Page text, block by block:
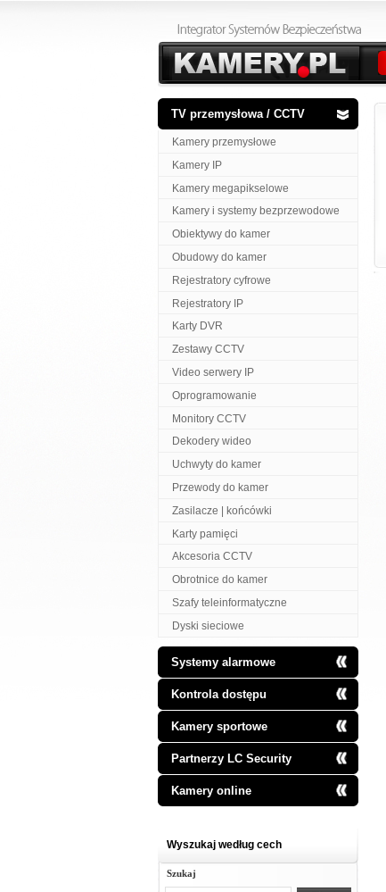
TV przemysłowa / CCTV
Kamery przemysłowe
Kamery IP
Kamery megapikselowe
Kamery i systemy bezprzewodowe
Obiektywy do kamer
Obudowy do kamer
Rejestratory cyfrowe
Rejestratory IP
Karty DVR
Zestawy CCTV
Video serwery IP
Oprogramowanie
Monitory CCTV
Dekodery wideo
Uchwyty do kamer
Przewody do kamer
Zasilacze | końcówki
Karty pamięci
Akcesoria CCTV
Obrotnice do kamer
Szafy teleinformatyczne
Dyski sieciowe
Systemy alarmowe
Kontrola dostępu
Kamery sportowe
Partnerzy LC Security
Kamery online
Wyszukaj według cech
Szukaj